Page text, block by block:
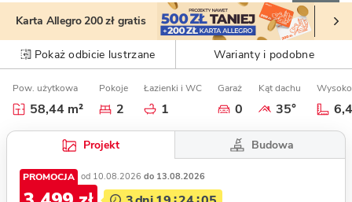
Karta Allegro 200 zł gratis
Pokaż odbicie lustrzane Warianty i podobne
Pow. użytkowa
58,44 m²
Pokoje
2
Łazienki i WC
1
Garaż
0
Kąt dachu
35°
Projekt Budowa
PROMOCJA od 10.08.2026 do 13.08.2026